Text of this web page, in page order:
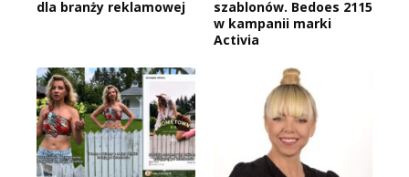
dla branży reklamowej
szablonów. Bedoes 2115
w kampanii marki
Activia